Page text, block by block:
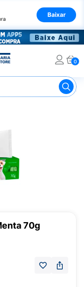
Baixar
0
Escova de Dente para
70g